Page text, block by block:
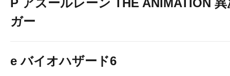
P アズールレーン THE ANIMATION
ガー
e バイオハザード6